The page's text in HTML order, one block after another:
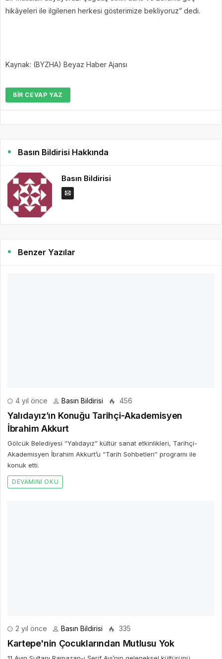
hikâyeleri ile ilgilenen herkesi gösterimize bekliyoruz” dedi.
Kaynak: (BYZHA) Beyaz Haber Ajansı
BIR CEVAP YAZ
Basın Bildirisi Hakkında
Basın Bildirisi
Benzer Yazılar
4 yıl önce Basın Bildirisi 456
Yalıdayız’ın Konuğu Tarihçi-Akademisyen
İbrahim Akkurt
Gölcük Belediyesi “Yalıdayız” kültür sanat etkinlikleri, Tarihçi-
Akademisyen İbrahim Akkurt’u “Tarih Sohbetleri” programı ile
konuk etti.
DEVAMINI OKU
2 yıl önce Basın Bildirisi 335
Kartepe'nin Çocuklarından Mutlusu Yok